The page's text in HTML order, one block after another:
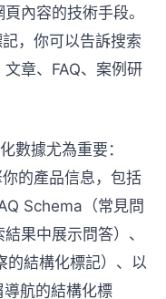
內容的技術手段。
，你可以告訴搜索
章、FAQ、案例研
數據尤為重要：
的產品信息，包括
Schema（常見問
果中展示問答）、
結構化標記）、以
航的結構化標